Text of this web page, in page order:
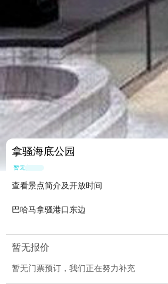
拿骚海底公园
暂无点评
查看景点简介及开放时间
巴哈马拿骚港口东边
暂无报价
暂无门票预订，我们正在努力补充